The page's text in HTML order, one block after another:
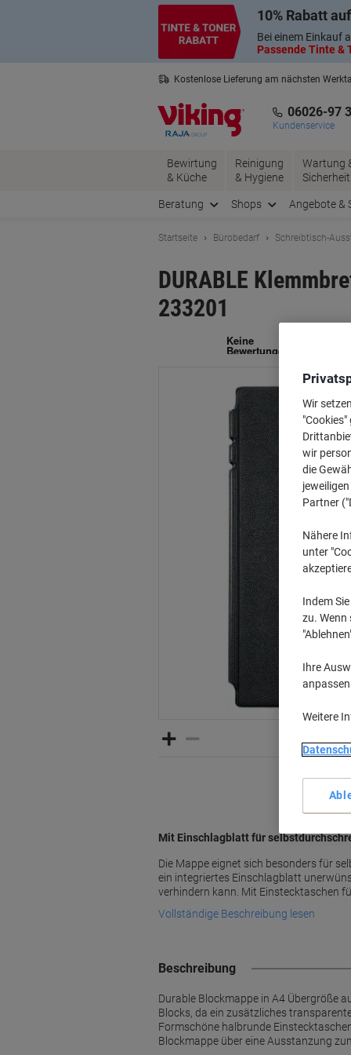
10% Rabatt
Bei einem Einkauf
Passende Tinte &
Kostenlose Lieferung am nächsten
06026-97
Kundenservice
Bewirtung
& Küche
Reinigung
& Hygiene
Wartung
Sicherheit
Beratung Shops Angebote &
Startseite Bürobedarf Schreibtisch-
DURABLE
233201
Mit Einschlagblatt für
Die Mappe eignet sich besonders für
ein integriertes Einschlagblatt
verhindern kann. Mit Einstecktaschen
Vollständige Beschreibung lesen
Beschreibung
Durable Blockmappe in A4 Übergröße
Blocks, da ein zusätzliches
Formschöne halbrunde
Blockmappe über eine Ausstanzung
Wir
wir
die
Partner
Nähere
unter
Indem
zu. Wenn
Ihre
Weitere